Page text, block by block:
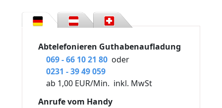
Abtelefonieren Guthabenaufladung
069 - 66 10 21 80 oder
0231 - 39 49 059
ab 1,00 EUR/Min. inkl. MwSt
Anrufe vom Handy